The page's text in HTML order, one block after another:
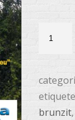
(Vol.
2)
brunzit,